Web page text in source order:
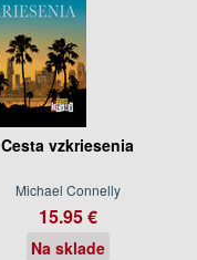
Cesta vzkriesenia
Michael Connelly
15.95 €
Na sklade